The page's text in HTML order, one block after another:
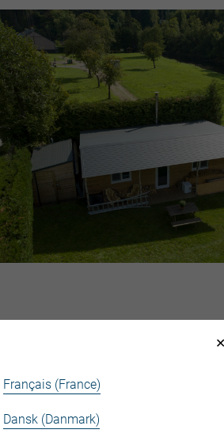
Français (France)
Dansk (Danmark)
120mm dakpanelen waren de
De PIR (polyisocyanuraat) kern
voor het behouden van een
Grandem RAL 7024 coating van 40µ,